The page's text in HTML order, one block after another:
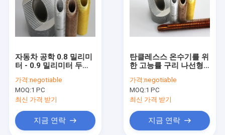
자동차 공학 0.8 밀리미
터 - 0.9 밀리미터 두께
나선형 핀형 관
가격:negotiable
MOQ:1 PC
최신 가격 받기
지금 연락
탄클레스스 온수기를 위
한 고능률 구리 나선형
가격:negotiable
MOQ:1 PC
최신 가격 받기
지금 연락